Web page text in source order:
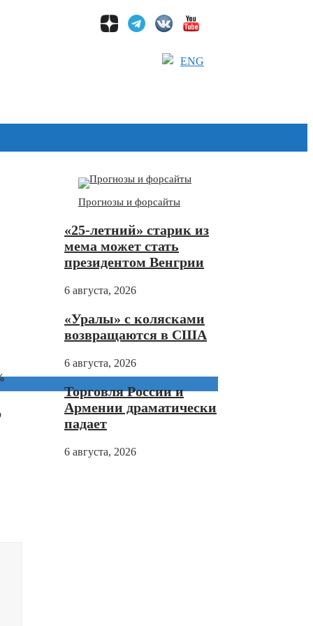
ENG
Прогнозы и форсайты
«25-летний» старик из
мема может стать
президентом Венгрии
6 августа, 2026
«Уралы» с колясками
возвращаются в США
6 августа, 2026
Торговля России и
Армении драматически
падает
6 августа, 2026